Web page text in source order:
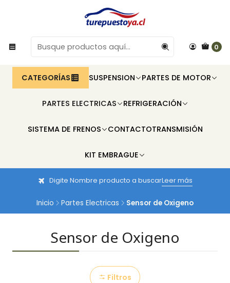
0
CATEGORÍAS SUSPENSION PARTES DE MOTOR
PARTES ELECTRICAS REFRIGERACIÓN
SISTEMA DE FRENOS CONTACTOTRANSMISIÓN
KIT EMBRAGUE
Digite Nombre producto a buscarLeer más
Inicio Partes Electricas Sensor de Oxigeno
Sensor de Oxigeno
Filtros